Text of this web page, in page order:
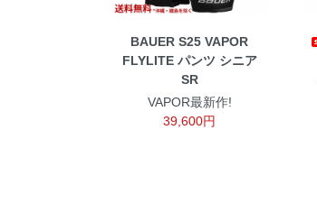
BAUER S25 VAPOR
FLYLITE パンツ シニア
SR
VAPOR最新作!
39,600円